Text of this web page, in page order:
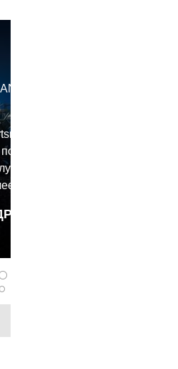
2025.
на